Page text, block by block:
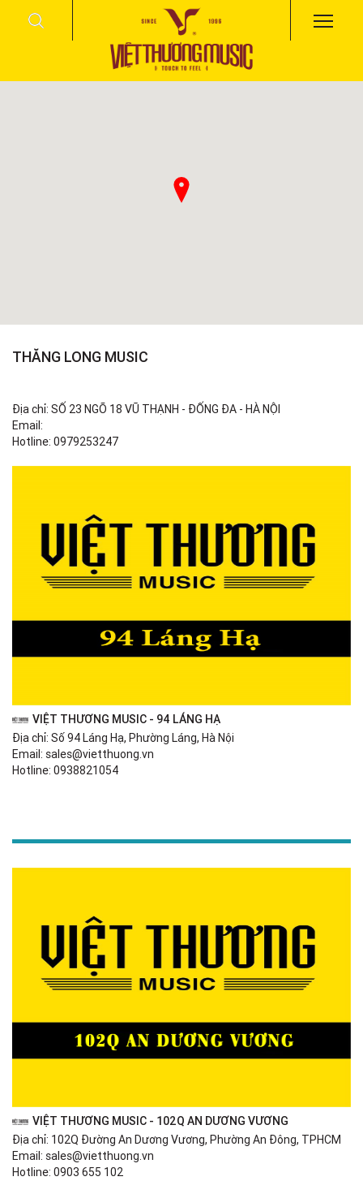
THĂNG LONG MUSIC
Địa chỉ: SỐ 23 NGÕ 18 VŨ THẠNH - ĐỐNG ĐA - HÀ NỘI
Email:
Hotline: 0979253247
VIỆT THƯƠNG MUSIC - 94 LÁNG HẠ
Địa chỉ: Số 94 Láng Hạ, Phường Láng, Hà Nội
Email: sales@vietthuong.vn
Hotline: 0938821054
VIỆT THƯƠNG MUSIC - 102Q AN DƯƠNG VƯƠNG
Địa chỉ: 102Q Đường An Dương Vương, Phường An Đông, TPHCM
Email: sales@vietthuong.vn
Hotline: 0903 655 102